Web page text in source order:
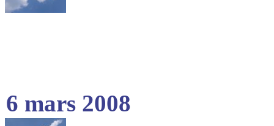
6 mars 2008